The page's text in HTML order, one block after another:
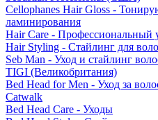
Cellophanes Hair Gloss -
ламинирования
Hair Care - Профессиональный
Hair Styling - Стайлинг для
Seb Man - Уход и стайлинг
TIGI (Великобритания)
Bed Head for Men - Уход за
Catwalk
Bed Head Care - Уходы